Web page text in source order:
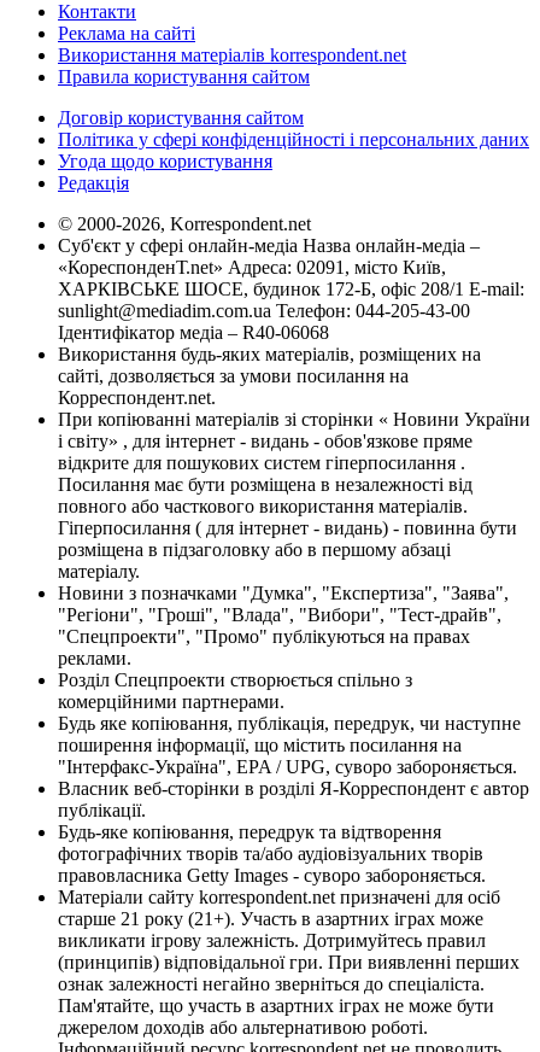
Контакти
Реклама на сайті
Використання матеріалів korrespondent.net
Правила користування сайтом
Договір користування сайтом
Політика у сфері конфіденційності і персональних даних
Угода щодо користування
Редакція
© 2000-2026, Korrespondent.net
Суб'єкт у сфері онлайн-медіа Назва онлайн-медіа –
«КореспонденТ.net» Адреса: 02091, місто Київ,
ХАРКІВСЬКЕ ШОСЕ, будинок 172-Б, офіс 208/1 E-mail:
sunlight@mediadim.com.ua Телефон: 044-205-43-00
Ідентифікатор медіа – R40-06068
Використання будь-яких матеріалів, розміщених на
сайті, дозволяється за умови посилання на
Корреспондент.net.
При копіюванні матеріалів зі сторінки « Новини України
і світу» , для інтернет - видань - обов'язкове пряме
відкрите для пошукових систем гіперпосилання .
Посилання має бути розміщена в незалежності від
повного або часткового використання матеріалів.
Гіперпосилання ( для інтернет - видань) - повинна бути
розміщена в підзаголовку або в першому абзаці
матеріалу.
Новини з позначками "Думка", "Експертиза", "Заява",
"Регіони", "Гроші", "Влада", "Вибори", "Тест-драйв",
"Спецпроекти", "Промо" публікуються на правах
реклами.
Розділ Спецпроекти створюється спільно з
комерційними партнерами.
Будь яке копіювання, публікація, передрук, чи наступне
поширення інформації, що містить посилання на
"Інтерфакс-Україна", EPA / UPG, суворо забороняється.
Власник веб-сторінки в розділі Я-Корреспондент є автор
публікації.
Будь-яке копіювання, передрук та відтворення
фотографічних творів та/або аудіовізуальних творів
правовласника Getty Images - суворо забороняється.
Матеріали сайту korrespondent.net призначені для осіб
старше 21 року (21+). Участь в азартних іграх може
викликати ігрову залежність. Дотримуйтесь правил
(принципів) відповідальної гри. При виявленні перших
ознак залежності негайно зверніться до спеціаліста.
Пам'ятайте, що участь в азартних іграх не може бути
джерелом доходів або альтернативою роботі.